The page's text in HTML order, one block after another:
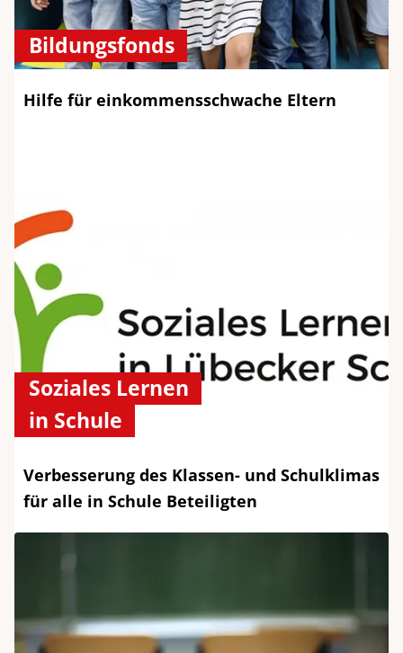
Bildungsfonds
Hilfe für einkommensschwache Eltern
Soziales Lernen
in Schule
Verbesserung des Klassen- und Schulklimas
für alle in Schule Beteiligten